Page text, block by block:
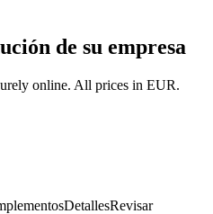
de su empresa
online. All prices in EUR.
DetallesRevisar